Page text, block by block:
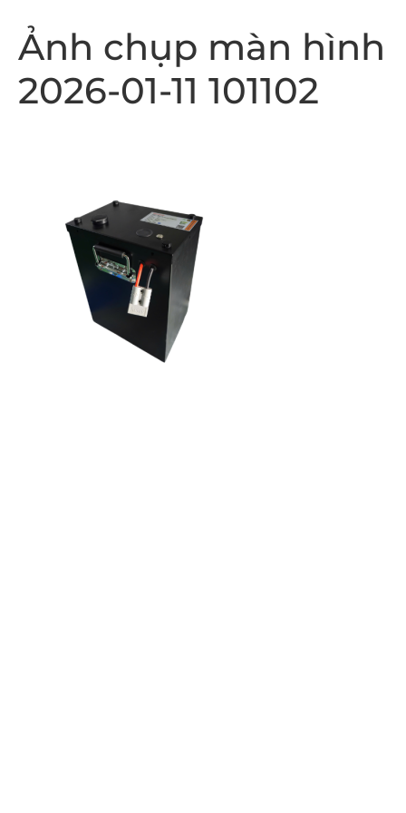
Ảnh chụp màn hình
2026-01-11 101102